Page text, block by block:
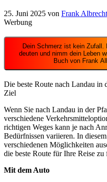
25. Juni 2025 von Frank
Werbung
Dein Schmerz ist kein Zufall.
deuten und nimm dein Leben
Buch von Frank
Die beste Route nach Landau in
Ziel
Wenn Sie nach Landau in der
verschiedene
richtigen Weges kann je nach
Bedürfnissen variieren. In
verschiedenen Möglichkeiten
die beste Route für Ihre Reise zu
Mit dem Auto